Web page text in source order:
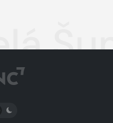
PŘEPNOUT SVĚTLÝ/TMAVÝ REŽIM